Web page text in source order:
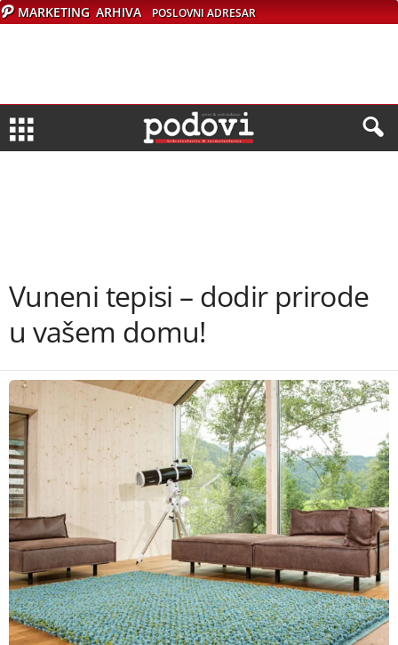
MARKETING ARHIVA POSLOVNI ADRESAR
Vuneni tepisi – dodir prirode
u vašem domu!